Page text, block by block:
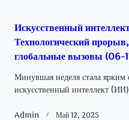
Искусственный
Технологический
глобальные вызовы (06-
Минувшая неделя стала ярким
искусственный интеллект
Admin Май 12, 2025